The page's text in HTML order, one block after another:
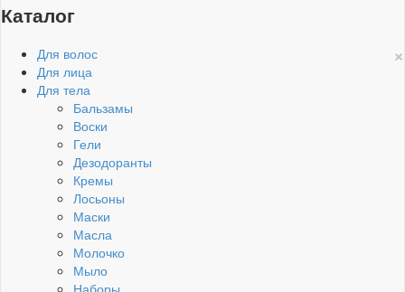
Каталог
×
Для волос
Для лица
Для тела
Бальзамы
Воски
Гели
Дезодоранты
Кремы
Лосьоны
Маски
Масла
Молочко
Мыло
Наборы